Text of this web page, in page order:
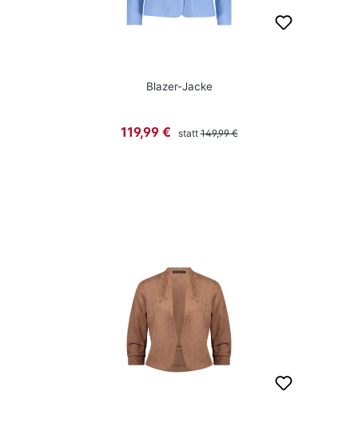
Blazer-Jacke
Verkaufspreis:
119,99 € stattRegulärer Preis:
149,99 €